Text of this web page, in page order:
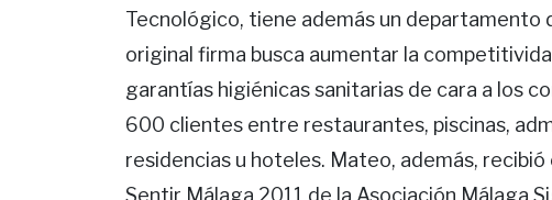
Tecnológico, tiene además un departamento
original firma busca aumentar la
garantías higiénicas sanitarias de cara a los
600 clientes entre restaurantes, piscinas,
residencias u hoteles. Mateo, además,
Sentir Málaga 2011 de la Asociación Málaga